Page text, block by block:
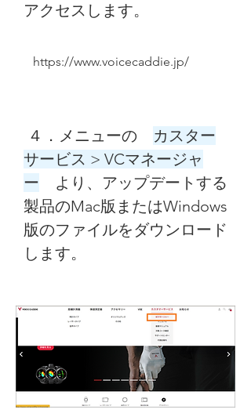
アクセスします。
https://www.voicecaddie.jp/
４．メニューの カスター
サービス > VCマネージャ
ー より、アップデートする
製品のMac版またはWindows
版のファイルをダウンロード
します。